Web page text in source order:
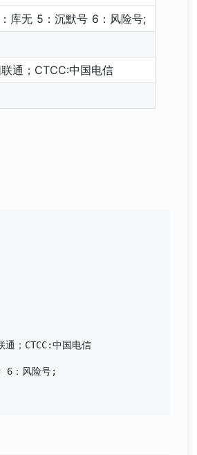
库无 5：沉默号 6：风险号;
通；CTCC:中国电信
6：风险号;